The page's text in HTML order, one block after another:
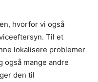
hvorfor vi også
Til et
lokalisere problemer
også mange andre
den til